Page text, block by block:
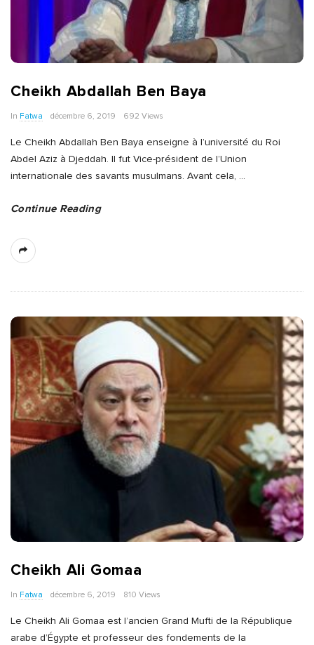
Cheikh Abdallah Ben Baya
In Fatwa décembre 6, 2019 692 Views
Le Cheikh Abdallah Ben Baya enseigne à l’université du Roi
Abdel Aziz à Djeddah. Il fut Vice-président de l’Union
internationale des savants musulmans. Avant cela, …
Continue Reading
Cheikh Ali Gomaa
In Fatwa décembre 6, 2019 810 Views
Le Cheikh Ali Gomaa est l’ancien Grand Mufti de la République
arabe d’Égypte et professeur des fondements de la